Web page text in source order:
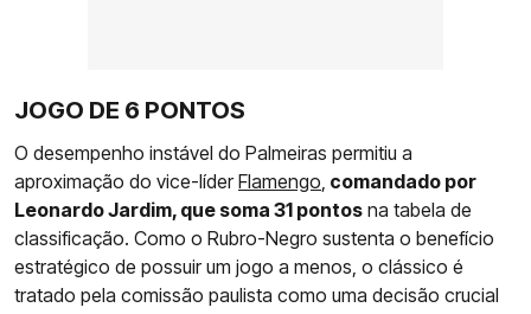
JOGO DE 6 PONTOS
O desempenho instável do Palmeiras permitiu a
aproximação do vice-líderFlamengo, comandado por
Leonardo Jardim, que soma 31 pontos na tabela de
classificação. Como o Rubro-Negro sustenta o benefício
estratégico de possuir um jogo a menos, o clássico é
tratado pela comissão paulista como uma decisão crucial